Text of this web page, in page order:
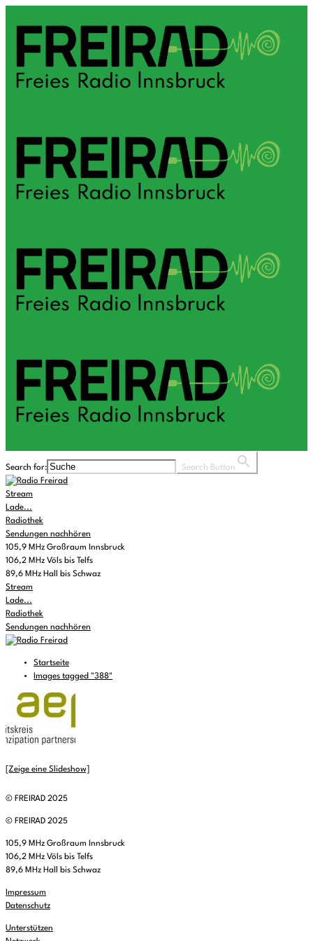
Search for: Search Button
Stream
Lade...
Radiothek
Sendungen nachhören
105,9 MHz Großraum Innsbruck
106,2 MHz Völs bis Telfs
89,6 MHz Hall bis Schwaz
Stream
Lade...
Radiothek
Sendungen nachhören
Startseite
Images tagged "388"
[Zeige eine Slideshow]
© FREIRAD 2025
© FREIRAD 2025
105,9 MHz Großraum Innsbruck
106,2 MHz Völs bis Telfs
89,6 MHz Hall bis Schwaz
Impressum
Datenschutz
Unterstützen